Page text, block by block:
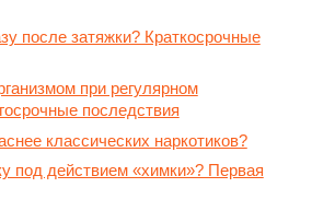
после затяжки? Краткосрочные
при регулярном
последствия
классических наркотиков?
под действием «химки»? Первая